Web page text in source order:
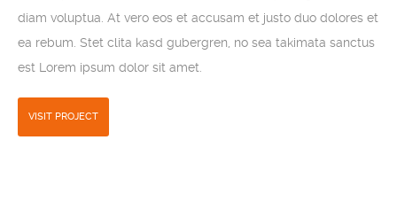
diam voluptua. At vero eos et accusam et justo duo dolores et
ea rebum. Stet clita kasd gubergren, no sea takimata sanctus
est Lorem ipsum dolor sit amet.
VISIT PROJECT